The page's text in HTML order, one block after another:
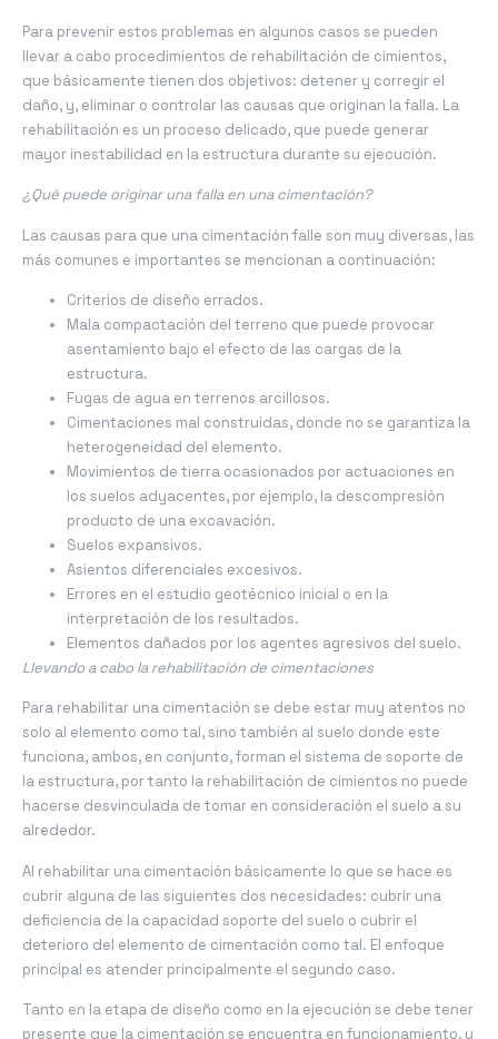
Para prevenir estos problemas en algunos casos se pueden
llevar a cabo procedimientos de rehabilitación de cimientos,
que básicamente tienen dos objetivos: detener y corregir el
daño, y, eliminar o controlar las causas que originan la falla. La
rehabilitación es un proceso delicado, que puede generar
mayor inestabilidad en la estructura durante su ejecución.
¿Qué puede originar una falla en una cimentación?
Las causas para que una cimentación falle son muy diversas, las
más comunes e importantes se mencionan a continuación:
Criterios de diseño errados.
Mala compactación del terreno que puede provocar
asentamiento bajo el efecto de las cargas de la
estructura.
Fugas de agua en terrenos arcillosos.
Cimentaciones mal construidas, donde no se garantiza la
heterogeneidad del elemento.
Movimientos de tierra ocasionados por actuaciones en
los suelos adyacentes, por ejemplo, la descompresión
producto de una excavación.
Suelos expansivos.
Asientos diferenciales excesivos.
Errores en el estudio geotécnico inicial o en la
interpretación de los resultados.
Elementos dañados por los agentes agresivos del suelo.
Llevando a cabo la rehabilitación de cimentaciones
Para rehabilitar una cimentación se debe estar muy atentos no
solo al elemento como tal, sino también al suelo donde este
funciona, ambos, en conjunto, forman el sistema de soporte de
la estructura, por tanto la rehabilitación de cimientos no puede
hacerse desvinculada de tomar en consideración el suelo a su
alrededor.
Al rehabilitar una cimentación básicamente lo que se hace es
cubrir alguna de las siguientes dos necesidades: cubrir una
deficiencia de la capacidad soporte del suelo o cubrir el
deterioro del elemento de cimentación como tal. El enfoque
principal es atender principalmente el segundo caso.
Tanto en la etapa de diseño como en la ejecución se debe tener
presente que la cimentación se encuentra en funcionamiento, y